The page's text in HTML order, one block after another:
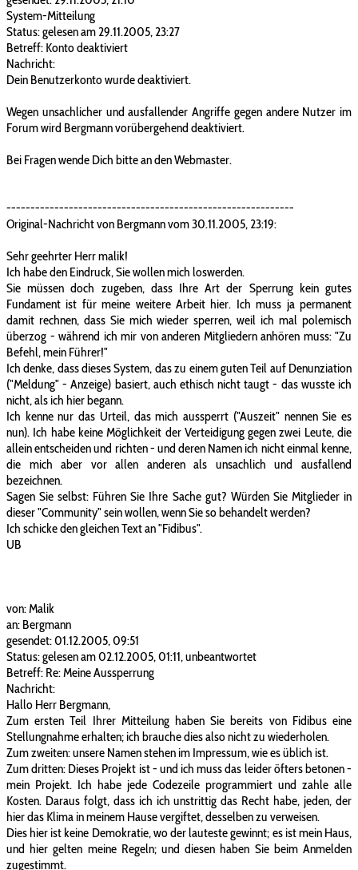
System-Mitteilung
Status: gelesen am 29.11.2005, 23:27
Betreff: Konto deaktiviert
Nachricht:
Dein Benutzerkonto wurde deaktiviert.
Wegen unsachlicher und ausfallender Angriffe gegen andere Nutzer im
Forum wird Bergmann vorübergehend deaktiviert.
Bei Fragen wende Dich bitte an den Webmaster.
------------------------------------------------------------
Original-Nachricht von Bergmann vom 30.11.2005, 23:19:
Sehr geehrter Herr malik!
Ich habe den Eindruck, Sie wollen mich loswerden.
Sie müssen doch zugeben, dass Ihre Art der Sperrung kein gutes
Fundament ist für meine weitere Arbeit hier. Ich muss ja permanent
damit rechnen, dass Sie mich wieder sperren, weil ich mal polemisch
überzog - während ich mir von anderen Mitgliedern anhören muss: "Zu
Befehl, mein Führer!"
Ich denke, dass dieses System, das zu einem guten Teil auf Denunziation
("Meldung" - Anzeige) basiert, auch ethisch nicht taugt - das wusste ich
nicht, als ich hier begann.
Ich kenne nur das Urteil, das mich aussperrt ("Auszeit" nennen Sie es
nun). Ich habe keine Möglichkeit der Verteidigung gegen zwei Leute, die
allein entscheiden und richten - und deren Namen ich nicht einmal kenne,
die mich aber vor allen anderen als unsachlich und ausfallend
bezeichnen.
Sagen Sie selbst: Führen Sie Ihre Sache gut? Würden Sie Mitglieder in
dieser "Community" sein wollen, wenn Sie so behandelt werden?
Ich schicke den gleichen Text an "Fidibus".
UB
von: Malik
an: Bergmann
gesendet: 01.12.2005, 09:51
Status: gelesen am 02.12.2005, 01:11, unbeantwortet
Betreff: Re: Meine Aussperrung
Nachricht:
Hallo Herr Bergmann,
Zum ersten Teil Ihrer Mitteilung haben Sie bereits von Fidibus eine
Stellungnahme erhalten; ich brauche dies also nicht zu wiederholen.
Zum zweiten: unsere Namen stehen im Impressum, wie es üblich ist.
Zum dritten: Dieses Projekt ist - und ich muss das leider öfters betonen -
mein Projekt. Ich habe jede Codezeile programmiert und zahle alle
Kosten. Daraus folgt, dass ich ich unstrittig das Recht habe, jeden, der
hier das Klima in meinem Hause vergiftet, desselben zu verweisen.
Dies hier ist keine Demokratie, wo der lauteste gewinnt; es ist mein Haus,
und hier gelten meine Regeln; und diesen haben Sie beim Anmelden
zugestimmt.